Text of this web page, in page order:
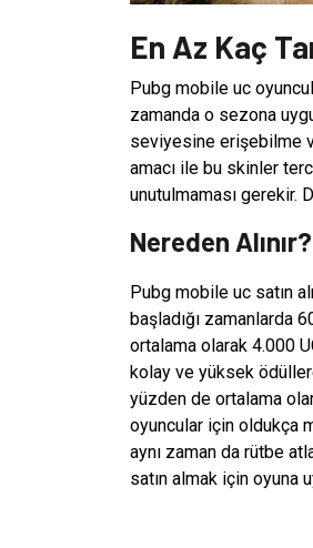
En Az Kaç
Pubg mobile uc
zamanda o sezona
seviyesine erişebilme
amacı ile bu skinler
unutulmaması gerekir.
Nereden Alınır?
Pubg mobile uc satın
başladığı zamanlarda
ortalama olarak 4.000
kolay ve yüksek
yüzden de ortalama
oyuncular için oldukça
aynı zaman da rütbe
satın almak için oyuna